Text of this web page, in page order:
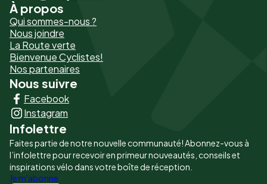
Pied
de
page
-
Liens
principaux
À propos
Qui sommes-nous ?
Nous joindre
La Route verte
Bienvenue Cyclistes!
Nos partenaires
Nous suivre
Facebook
Instagram
Infolettre
Faites partie de notre nouvelle communauté! Abonnez-vous à
l’infolettre pour recevoir en primeur nouveautés, conseils et
inspirations vélo dans votre boîte de réception.
Je m'abonne